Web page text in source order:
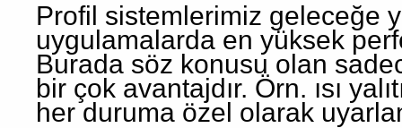
Profil sistemlerimiz geleceğe
uygulamalarda en yüksek
Burada söz konusu olan
bir çok avantajdır. Örn. ısı
her duruma özel olarak